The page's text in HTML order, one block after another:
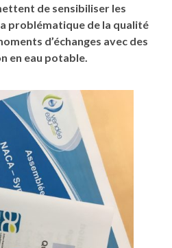
de sensibiliser les
problématique de la qualité
d’échanges avec des
en eau potable.